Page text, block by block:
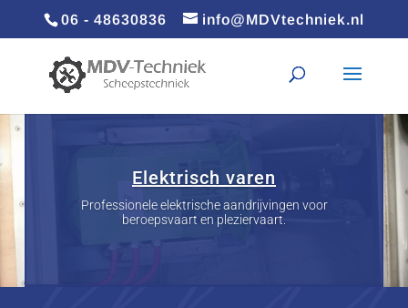
06 - 48630836 info@MDVtechniek.nl
Elektrisch varen
Professionele elektrische aandrijvingen voor
beroepsvaart en pleziervaart.